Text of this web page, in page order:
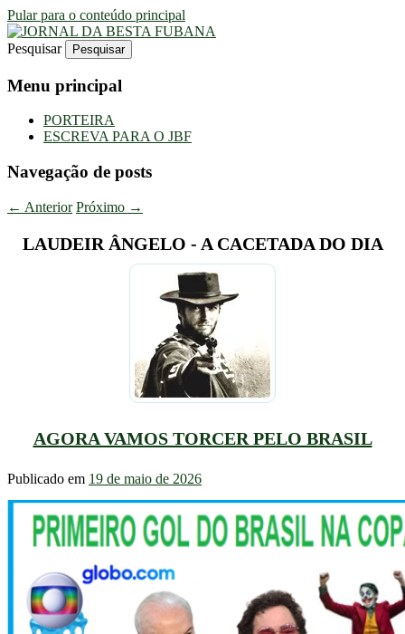
Pular para o conteúdo principal
JORNAL DA BESTA FUBANA
Uma Gazeta Escrota
Pesquisar
Menu principal
PORTEIRA
ESCREVA PARA O JBF
Navegação de posts
← Anterior Próximo →
LAUDEIR ÂNGELO - A CACETADA DO DIA
AGORA VAMOS TORCER PELO BRASIL
Publicado em 19 de maio de 2026